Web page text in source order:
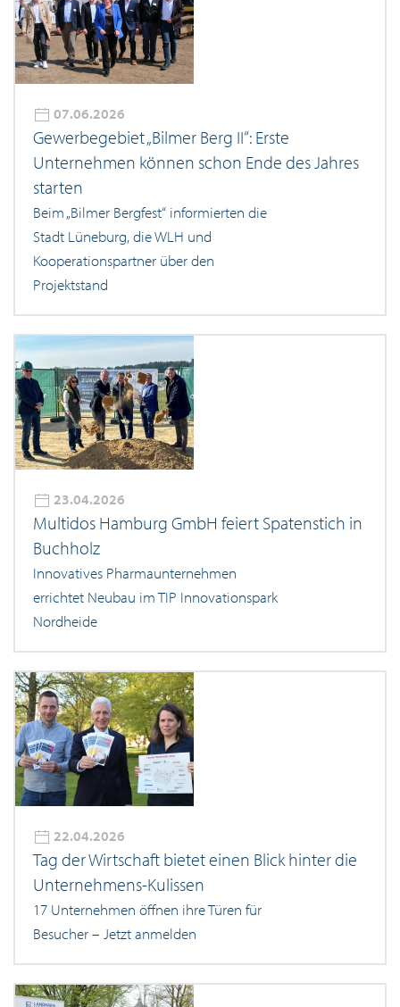
07.06.2026
Gewerbegebiet „Bilmer Berg II“: Erste
Unternehmen können schon Ende des Jahres
starten
Beim „Bilmer Bergfest“ informierten die
Stadt Lüneburg, die WLH und
Kooperationspartner über den
Projektstand
23.04.2026
Multidos Hamburg GmbH feiert Spatenstich in
Buchholz
Innovatives Pharmaunternehmen
errichtet Neubau im TIP Innovationspark
Nordheide
22.04.2026
Tag der Wirtschaft bietet einen Blick hinter die
Unternehmens-Kulissen
17 Unternehmen öffnen ihre Türen für
Besucher – Jetzt anmelden